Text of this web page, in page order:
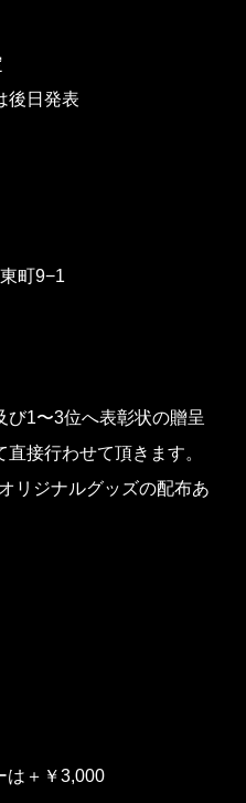
後日発表
町9−1
び1〜3位へ表彰状の贈呈
接行わせて頂きます。
リジナルグッズの配布あ
は＋￥3,000